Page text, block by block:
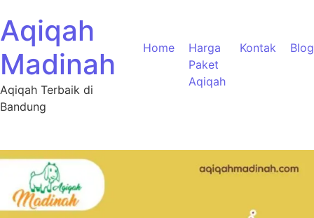
Aqiqah
Madinah
Aqiqah Terbaik di
Bandung
Home
Harga
Paket
Aqiqah
Kontak Blog